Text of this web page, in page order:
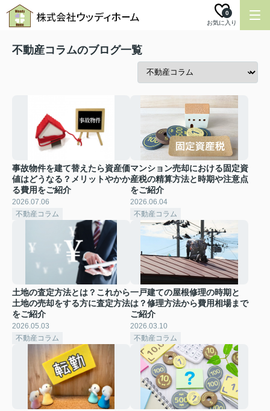
お気に入り
0
不動産コラムのブログ一覧
事故物件を建て替えたら資産価
値はどうなる？メリットやかか
る費用をご紹介
2026.07.06
不動産コラム
マンション売却における固定資
産税の精算方法と時期や注意点
をご紹介
2026.06.04
不動産コラム
土地の査定方法とは？これから
土地の売却をする方に査定方法
をご紹介
2026.05.03
不動産コラム
一戸建ての屋根修理の時期と
は？修理方法から費用相場まで
ご紹介
2026.03.10
不動産コラム